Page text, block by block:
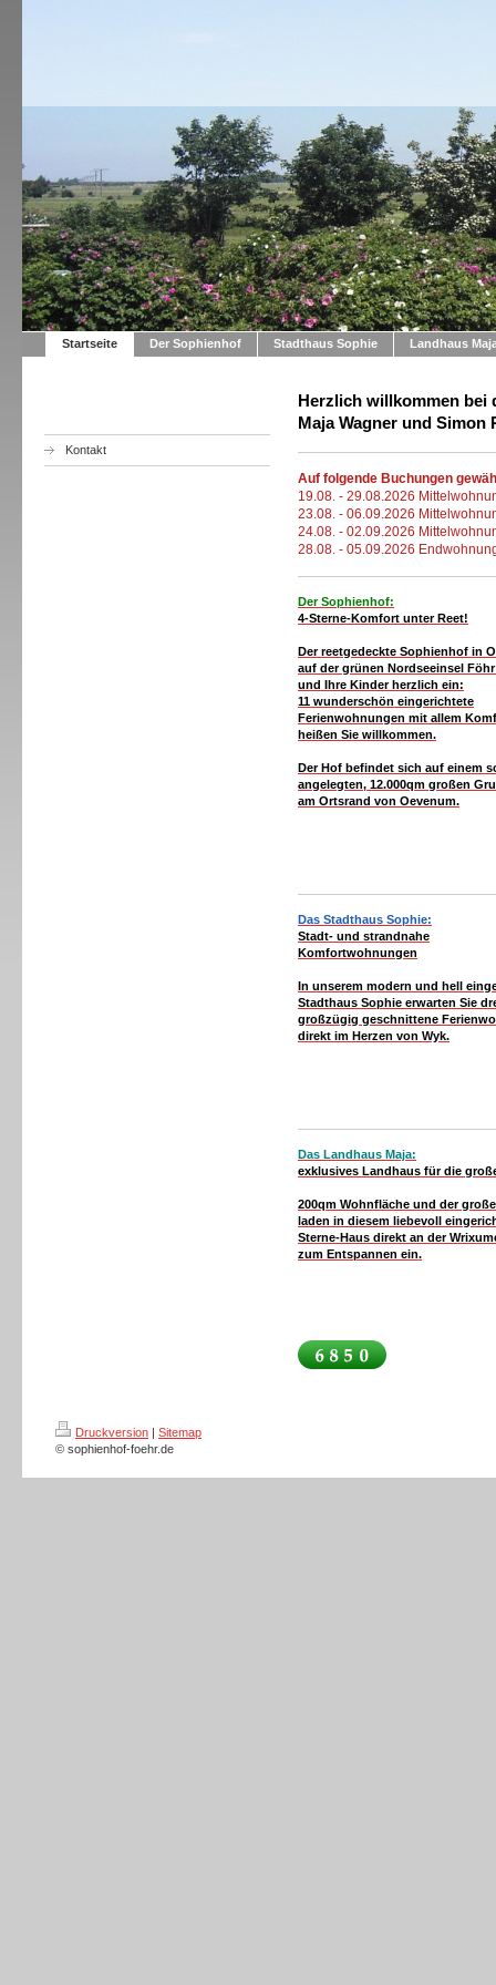
Startseite Der Sophienhof Stadthaus Sophie Landhaus
Kontakt
Herzlich willkommen bei
Maja Wagner und Simon
Auf folgende Buchungen
19.08. - 29.08.2026
23.08. - 06.09.2026
24.08. - 02.09.2026
28.08. - 05.09.2026
Der Sophienhof:
4-Sterne-Komfort unter Reet!
Derreetgedeckte Sophienhof in
auf der grünen Nordseeinsel
und Ihre Kinder herzlich ein:
11 wunderschön eingerichtete
Ferienwohnungen mit allem
heißen Sie willkommen.
Der Hof befindet sich auf einem
angelegten, 12.000qm großen
am Ortsrand von Oevenum.
Das Stadthaus Sophie:
Stadt- und strandnahe
Komfortwohnungen
In unserem modern und hell
Stadthaus Sophie erwarten Sie
großzügig geschnittene
direkt im Herzen von Wyk.
Das Landhaus Maja:
exklusives Landhaus für die
200qm Wohnfläche und der
laden in diesem liebevoll
Sterne-Haus direkt an der
zum Entspannen ein.
Druckversion | Sitemap
© sophienhof-foehr.de